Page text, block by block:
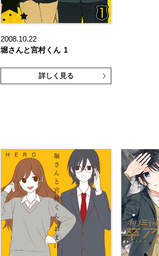
2008.10.22
堀さんと宮村くん 1
詳しく見る